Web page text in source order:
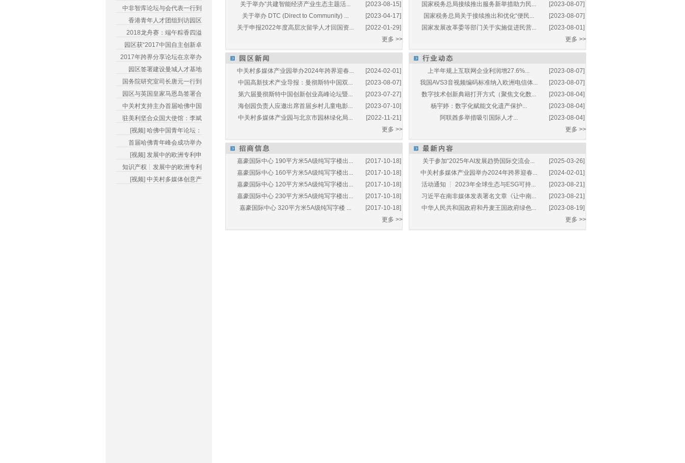
中非智库论坛与会代表一行到
香港青年人才团组到访园区
2018龙舟赛：端午粽香四溢
园区获“2017中国自主创新卓
2017年跨界分享论坛在京举办
园区签署建设曼城人才基地
国务院研究室司长唐元一行到
园区与英国皇家马恩岛签署合
中关村支持主办首届哈佛中国
驻美利坚合众国大使馆：李斌
[视频] 哈佛中国青年论坛：
首届哈佛青年峰会成功举办
[视频] 发展中的欧洲专利申
知识产权┆发展中的欧洲专利
[视频] 中关村多媒体创意产
[2023-08-15]
关于举办“共建智能经济产业生态主题活...
[2023-04-17]
关于举办 DTC (Direct to Community) ...
[2022-01-29]
关于申报2022年度高层次留学人才回国资...
更多 >>
[2023-08-07]
国家税务总局接续推出服务新举措助力民...
[2023-08-07]
国家税务总局关于接续推出和优化“便民...
[2023-08-01]
国家发展改革委等部门关于实施促进民营...
更多 >>
[2024-02-01]
中关村多媒体产业园举办2024年跨界迎春...
[2023-08-07]
中国高新技术产业导报：曼彻斯特中国双...
[2023-07-27]
第六届曼彻斯特中国创新创业高峰论坛暨...
[2023-07-10]
海创园负责人应邀出席首届乡村儿童电影...
[2022-11-21]
中关村多媒体产业园与北京市园林绿化局...
更多 >>
[2023-08-07]
上半年规上互联网企业利润增27.6%...
[2023-08-07]
我国AVS3音视频编码标准纳入欧洲电信体...
[2023-08-04]
数字技术创新典籍打开方式（聚焦文化数...
[2023-08-04]
杨宇婷：数字化赋能文化遗产保护...
[2023-08-04]
阿联酋多举措吸引国际人才...
更多 >>
[2017-10-18]
嘉豪国际中心 190平方米5A级纯写字楼出...
[2017-10-18]
嘉豪国际中心 160平方米5A级纯写字楼出...
[2017-10-18]
嘉豪国际中心 120平方米5A级纯写字楼出...
[2017-10-18]
嘉豪国际中心 230平方米5A级纯写字楼出...
[2017-10-18]
嘉豪国际中心 320平方米5A级纯写字楼 ...
更多 >>
[2025-03-26]
关于参加“2025年AI发展趋势国际交流会...
[2024-02-01]
中关村多媒体产业园举办2024年跨界迎春...
[2023-08-21]
活动通知 ┆ 2023年全球生态与ESG可持...
[2023-08-21]
习近平在南非媒体发表署名文章《让中南...
[2023-08-19]
中华人民共和国政府和丹麦王国政府绿色...
更多 >>